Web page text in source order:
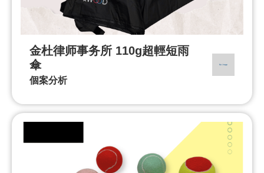
金杜律师事务所 110g超輕短雨
傘
個案分析